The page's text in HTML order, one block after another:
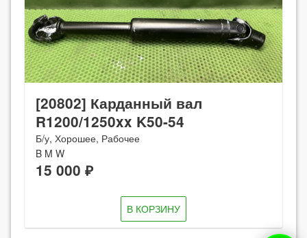
[20802] Карданный вал
R1200/1250xx K50-54
Б/у, Хорошее, Рабочее
B M W
15 000 ₽
В КОРЗИНУ